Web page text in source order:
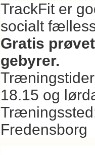
TrackFit er
socialt
Gratis
gebyrer.
18.15 og
Fredensborg